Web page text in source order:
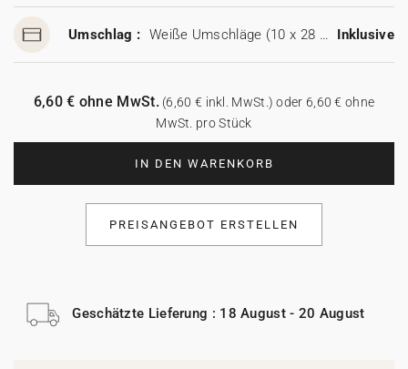
Umschlag : Weiße Umschläge (10 x 28 cm) Inklusive
IN DEN WARENKORB
6,60 € ohne MwSt.(6,60 € inkl. MwSt.) oder 6,60 € ohne
MwSt. pro Stück
PREISANGEBOT ERSTELLEN
Geschätzte Lieferung : 18 August - 20 August